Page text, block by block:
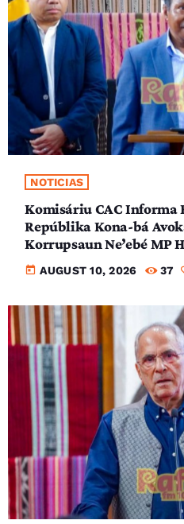
NOTICIAS
Komisáriu CAC Informa
Repúblika Kona-bá
Korrupsaun Ne’ebé MP
today AUGUST 10, 2026 37